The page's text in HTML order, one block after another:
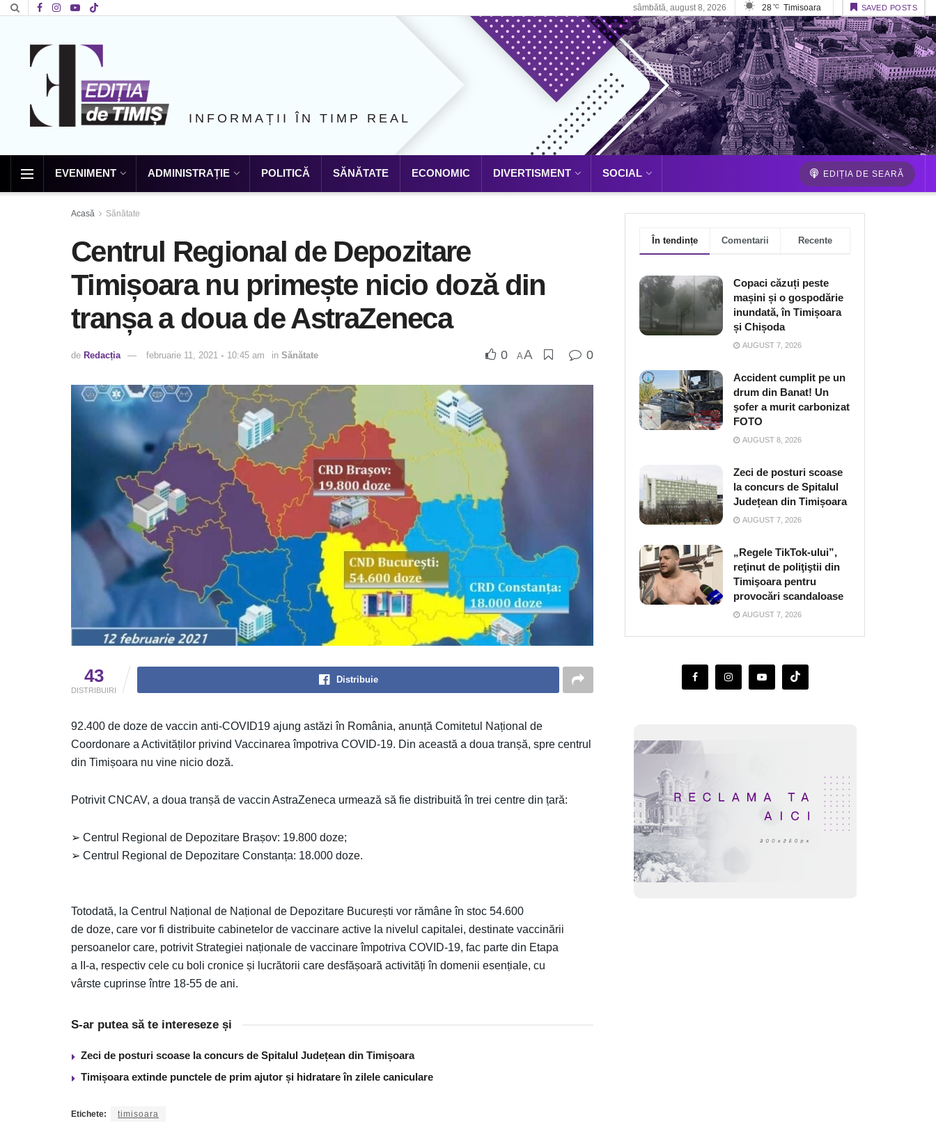
sâmbătă, august 8, 2026 28 °C Timisoara SAVED POSTS
INFORMAȚII ÎN TIMP REAL
EVENIMENT ADMINISTRAȚIE POLITICĂ SĂNĂTATE ECONOMIC DIVERTISMENT SOCIAL EDIȚIA DE SEARĂ
Acasă Sănătate
Centrul Regional de Depozitare
Timișoara nu primește nicio doză din
tranșa a doua de AstraZeneca
de Redacția februarie 11, 2021 ◦ 10:45 am in Sănătate 0 AA 0
43
DISTRIBUIRI
Distribuie
92.400 de doze de vaccin anti-COVID19 ajung astăzi în România, anunță Comitetul Național de
Coordonare a Activităților privind Vaccinarea împotriva COVID-19. Din această a doua tranșă, spre centrul
din Timișoara nu vine nicio doză.
Potrivit CNCAV, a doua tranșă de vaccin AstraZeneca urmează să fie distribuită în trei centre din țară:
➢ Centrul Regional de Depozitare Brașov: 19.800 doze;
➢ Centrul Regional de Depozitare Constanța: 18.000 doze.
Totodată, la Centrul Național de Național de Depozitare București vor rămâne în stoc 54.600
de doze, care vor fi distribuite cabinetelor de vaccinare active la nivelul capitalei, destinate vaccinării
persoanelor care, potrivit Strategiei naționale de vaccinare împotriva COVID-19, fac parte din Etapa
a II-a, respectiv cele cu boli cronice și lucrătorii care desfășoară activități în domenii esențiale, cu
vârste cuprinse între 18-55 de ani.
S-ar putea să te intereseze și
Zeci de posturi scoase la concurs de Spitalul Județean din Timișoara
Timișoara extinde punctele de prim ajutor și hidratare în zilele caniculare
Etichete: timisoara
În tendințe Comentarii Recente
Copaci căzuți peste
mașini și o gospodărie
inundată, în Timișoara
și Chișoda
AUGUST 7, 2026
Accident cumplit pe un
drum din Banat! Un
şofer a murit carbonizat
FOTO
AUGUST 8, 2026
Zeci de posturi scoase
la concurs de Spitalul
Județean din Timișoara
AUGUST 7, 2026
„Regele TikTok-ului”,
reţinut de poliţiştii din
Timişoara pentru
provocări scandaloase
AUGUST 7, 2026